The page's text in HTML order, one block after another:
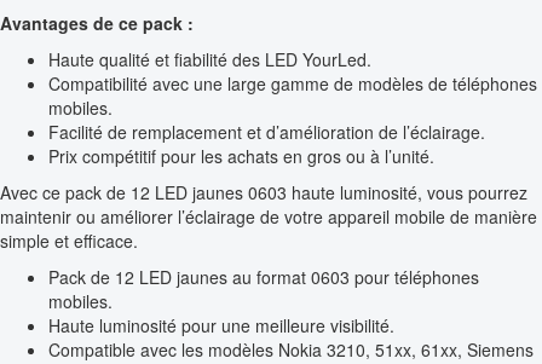
Avantages de ce pack :
Haute qualité et fiabilité des LED YourLed.
Compatibilité avec une large gamme de modèles de téléphones
mobiles.
Facilité de remplacement et d’amélioration de l’éclairage.
Prix compétitif pour les achats en gros ou à l’unité.
Avec ce pack de 12 LED jaunes 0603 haute luminosité, vous pourrez
maintenir ou améliorer l’éclairage de votre appareil mobile de manière
simple et efficace.
Pack de 12 LED jaunes au format 0603 pour téléphones
mobiles.
Haute luminosité pour une meilleure visibilité.
Compatible avec les modèles Nokia 3210, 51xx, 61xx, Siemens